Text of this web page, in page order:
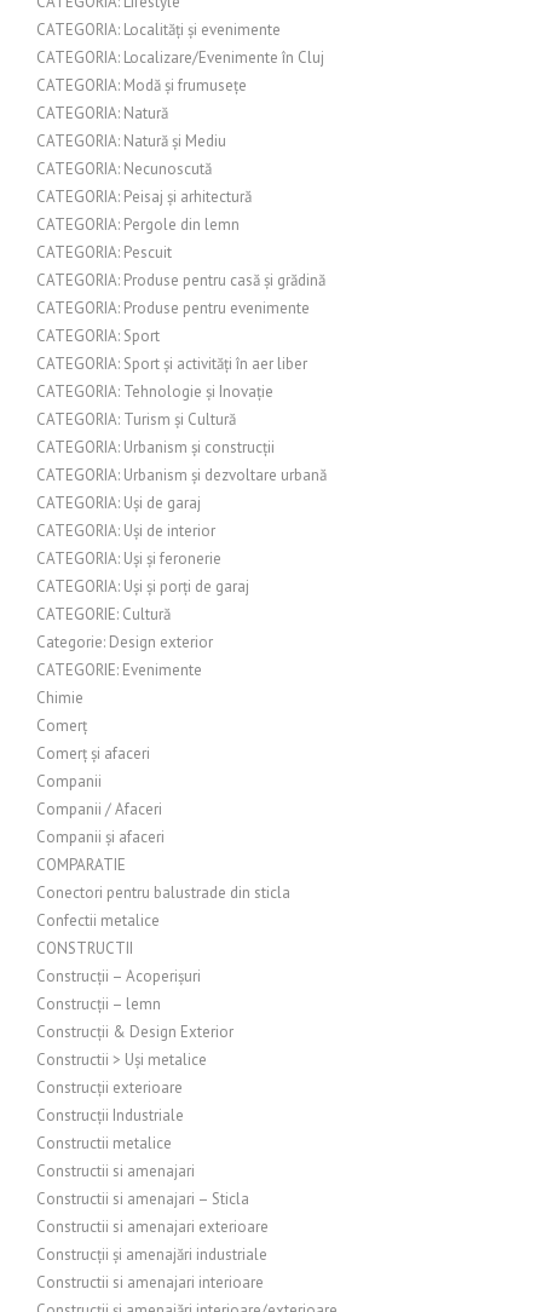
CATEGORIA: Localități și evenimente
CATEGORIA: Localizare/Evenimente în Cluj
CATEGORIA: Modă și frumusețe
CATEGORIA: Natură
CATEGORIA: Natură și Mediu
CATEGORIA: Necunoscută
CATEGORIA: Peisaj și arhitectură
CATEGORIA: Pergole din lemn
CATEGORIA: Pescuit
CATEGORIA: Produse pentru casă și grădină
CATEGORIA: Produse pentru evenimente
CATEGORIA: Sport
CATEGORIA: Sport și activități în aer liber
CATEGORIA: Tehnologie și Inovație
CATEGORIA: Turism și Cultură
CATEGORIA: Urbanism și construcții
CATEGORIA: Urbanism și dezvoltare urbană
CATEGORIA: Uși de garaj
CATEGORIA: Uși de interior
CATEGORIA: Uși și feronerie
CATEGORIA: Uși și porți de garaj
CATEGORIE: Cultură
Categorie: Design exterior
CATEGORIE: Evenimente
Chimie
Comerț
Comerț și afaceri
Companii
Companii / Afaceri
Companii și afaceri
COMPARATIE
Conectori pentru balustrade din sticla
Confectii metalice
CONSTRUCTII
Construcții – Acoperișuri
Construcții – lemn
Construcții & Design Exterior
Constructii > Uși metalice
Construcții exterioare
Construcții Industriale
Constructii metalice
Constructii si amenajari
Constructii si amenajari – Sticla
Constructii si amenajari exterioare
Construcții și amenajări industriale
Constructii si amenajari interioare